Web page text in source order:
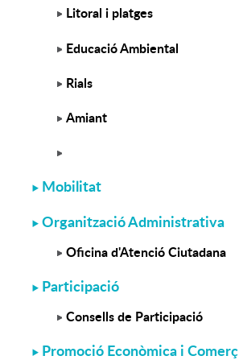
Litoral i platges
Educació Ambiental
Rials
Amiant
Mobilitat
Organització Administrativa
Oficina d'Atenció Ciutadana
Participació
Consells de Participació
Promoció Econòmica i Comerç